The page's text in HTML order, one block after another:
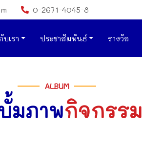
0-2671-4045-8
บเรา ประชาสัมพันธ์ รางวัล
ALBUM
มภาพกิจกรรม